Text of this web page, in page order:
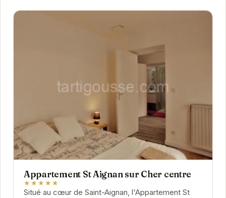
Appartement St Aignan sur Cher centre
★★★★★
Situé au cœur de Saint-Aignan, l'Appartement St